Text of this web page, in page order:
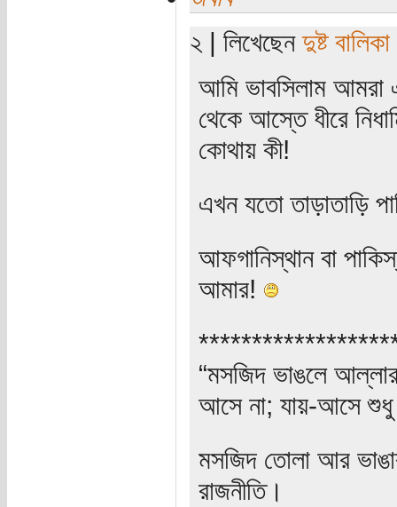
২ | লিখেছেনদুষ্ট বালিকা
আমি ভাবসিলাম আমরা
থেকে আস্তে ধীরে
কোথায় কী!
এখন যতো তাড়াতাড়ি
আফগানিস্থান বা
আমার!
“মসজিদ ভাঙলে
আসে না; যায়-আসে শুধু
মসজিদ তোলা আর
রাজনীতি।